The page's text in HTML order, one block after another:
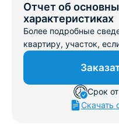
Отчет об
характеристиках
Более подробные
квартиру, участок,
Срок
Скачать